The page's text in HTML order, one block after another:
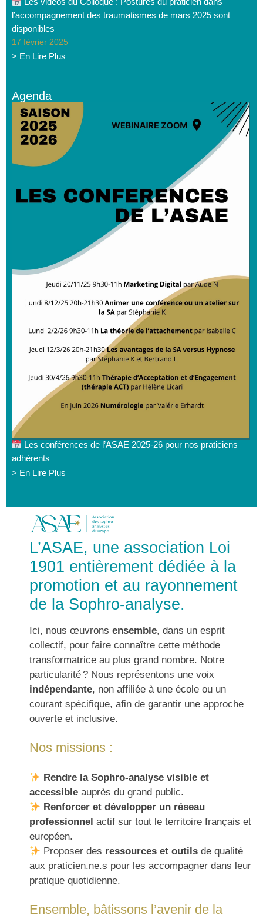
Les vidéos du Colloque : Postures du praticien dans
l’accompagnement des traumatismes de mars 2025 sont
disponibles
17 février 2025
> En Lire Plus
Agenda
Les conférences de l’ASAE 2025-26 pour nos praticiens
adhérents
> En Lire Plus
L’ASAE, une association Loi
1901 entièrement dédiée à la
promotion et au rayonnement
de la Sophro-analyse.
Ici, nous œuvrons ensemble, dans un esprit
collectif, pour faire connaître cette méthode
transformatrice au plus grand nombre. Notre
particularité ? Nous représentons une voix
indépendante, non affiliée à une école ou un
courant spécifique, afin de garantir une approche
ouverte et inclusive.
Nos missions :
Rendre la Sophro-analyse visible et
accessible auprès du grand public.
Renforcer et développer un réseau
professionnel actif sur tout le territoire français et
européen.
Proposer des ressources et outils de qualité
aux praticien.ne.s pour les accompagner dans leur
pratique quotidienne.
Ensemble, bâtissons l’avenir de la